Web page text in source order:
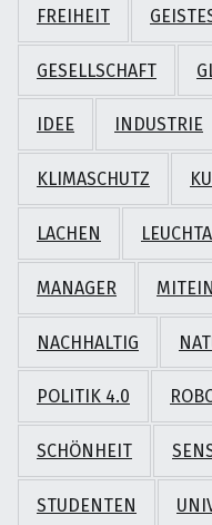
FREIHEIT
GESELLSCHAFT
IDEE INDUSTRIE
KLIMASCHUTZ
LACHEN
MANAGER
NACHHALTIG
POLITIK 4.0
SCHÖNHEIT
STUDENTEN